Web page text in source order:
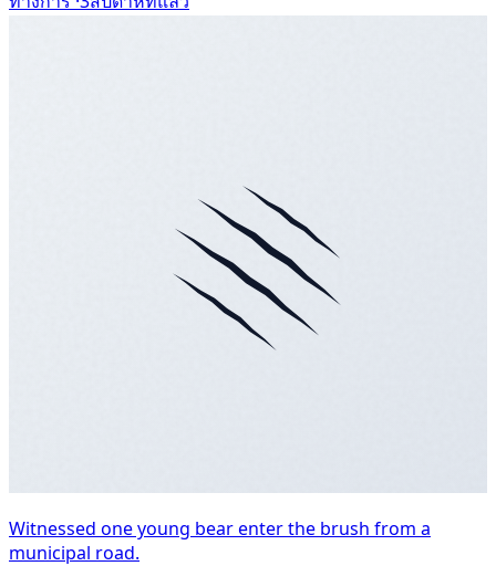
Witnessed one young bear enter the brush from a
municipal road.